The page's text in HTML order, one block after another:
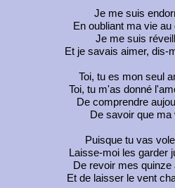
Je me suis
En oubliant ma vie
Je me suis
Et je savais aimer, dis-
Toi, tu es mon seul
Toi, tu m'as donné
De comprendre
De savoir que
Puisque tu vas
Laisse-moi les garder
De revoir mes
Et de laisser le vent